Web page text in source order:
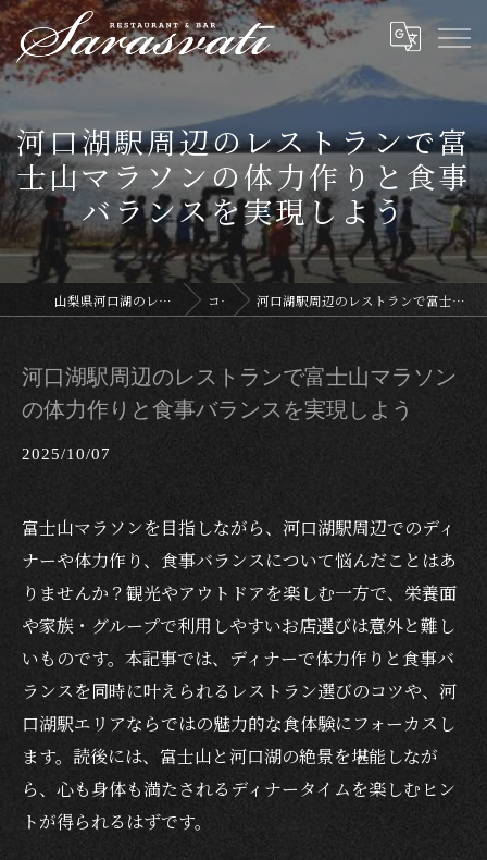
河口湖駅周辺のレストランで富
士山マラソンの体力作りと食事
バランスを実現しよう
山梨県河口湖のレストランならサラスヴァティー コラム 河口湖駅周辺のレストランで富士山マラソンの体力作りと食事バランスを実現しよう
河口湖駅周辺のレストランで富士山マラソン
の体力作りと食事バランスを実現しよう
2025/10/07
富士山マラソンを目指しながら、河口湖駅周辺でのディ
ナーや体力作り、食事バランスについて悩んだことはあ
りませんか？観光やアウトドアを楽しむ一方で、栄養面
や家族・グループで利用しやすいお店選びは意外と難し
いものです。本記事では、ディナーで体力作りと食事バ
ランスを同時に叶えられるレストラン選びのコツや、河
口湖駅エリアならではの魅力的な食体験にフォーカスし
ます。読後には、富士山と河口湖の絶景を堪能しなが
ら、心も身体も満たされるディナータイムを楽しむヒン
トが得られるはずです。